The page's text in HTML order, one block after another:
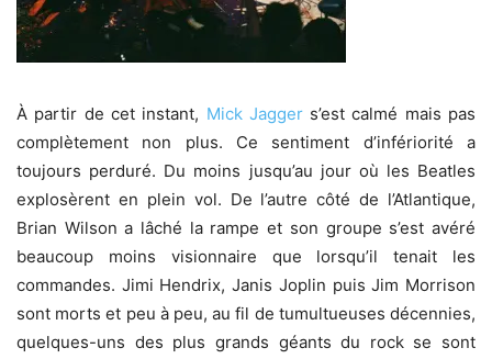
À partir de cet instant, Mick Jaggers’est calmé mais pas
complètement non plus. Ce sentiment d’infériorité a
toujours perduré. Du moins jusqu’au jour où les Beatles
explosèrent en plein vol. De l’autre côté de l’Atlantique,
Brian Wilson a lâché la rampe et son groupe s’est avéré
beaucoup moins visionnaire que lorsqu’il tenait les
commandes. Jimi Hendrix, Janis Joplin puis Jim Morrison
sont morts et peu à peu, au fil de tumultueuses décennies,
quelques-uns des plus grands géants du rock se sont